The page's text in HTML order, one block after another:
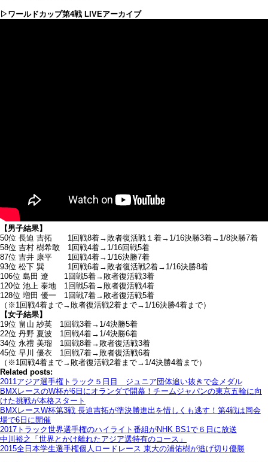
▷ワールドカップ第4戦 LIVEアーカイブ
【男子結果】
50位 長迫 吉拓 1回戦8着→敗者復活戦１着→1/16決勝3着→1/8決勝7着
58位 吉村 樹希敢 1回戦4着→1/16回戦5着
87位 吉井 康平 1回戦4着→1/16決勝7着
93位 松下 巽 1回戦6着→敗者復活戦2着→1/16決勝8着
106位 島田 遼 1回戦5着→敗者復活戦3着
120位 池上 泰地 1回戦5着→敗者復活戦4着
128位 増田 優一 1回戦7着→敗者復活戦5着
（※1回戦4着まで→敗者復活戦2着まで→1/16決勝4着まで）
【女子結果】
19位 畠山 紗英 1回戦3着→1/4決勝5着
22位 丹野 夏波 1回戦4着→1/4決勝6着
34位 永禮 美瑠 1回戦8着→敗者復活戦3着
45位 早川 優衣 1回戦7着→敗者復活戦6着
（※1回戦4着まで→敗者復活戦2着まで→1/4決勝4着まで）
Related posts:
2011アジア選手権トラック５日目 ジュニア団体追い抜きで金メダル
BMXレースのW杯が6日にオランダで開幕！チームジャパンの東京五輪に向
けた挑戦が本格スタート
BMXレースW杯第3戦 長迫吉拓が準決勝進出を惜しくも逃す！第4戦は同会
場で6日に開催
2017トラック世界選手権のハイライト番組がNHK BS1で６日に放送
中川裕之「世界とかけ離れたアジア選特有のコース」
2015全日本学生選手権個人ロードレース 東大の浦佑樹が逃げ切り優勝